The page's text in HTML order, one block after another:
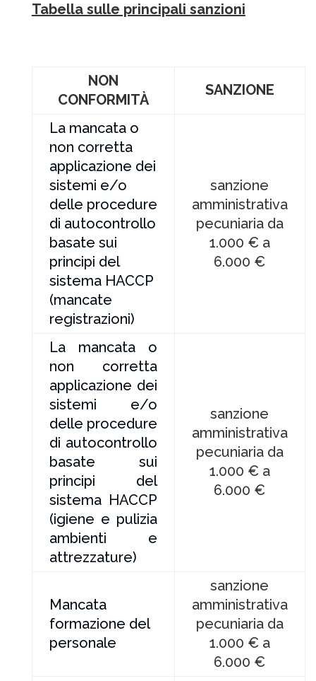
Tabella sulle principali sanzioni
NON
CONFORMITÀ
SANZIONE
La mancata o
non corretta
applicazione dei
sistemi e/o
delle procedure
di autocontrollo
basate sui
principi del
sistema HACCP
(mancate
registrazioni)
sanzione
amministrativa
pecuniaria da
1.000 € a
6.000 €
La mancata o
non corretta
applicazione dei
sistemi e/o
delle procedure
di autocontrollo
basate sui
principi del
sistema HACCP
(igiene e pulizia
ambienti e
attrezzature)
sanzione
amministrativa
pecuniaria da
1.000 € a
6.000 €
Mancata
formazione del
personale
sanzione
amministrativa
pecuniaria da
1.000 € a
6.000 €